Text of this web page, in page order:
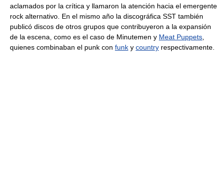
aclamados por la crítica y llamaron la atención hacia el emergente
rock alternativo. En el mismo año la discográfica SST también
publicó discos de otros grupos que contribuyeron a la expansión
de la escena, como es el caso de Minutemen y Meat Puppets
quienes combinaban el punk con funk y country respectivamente.